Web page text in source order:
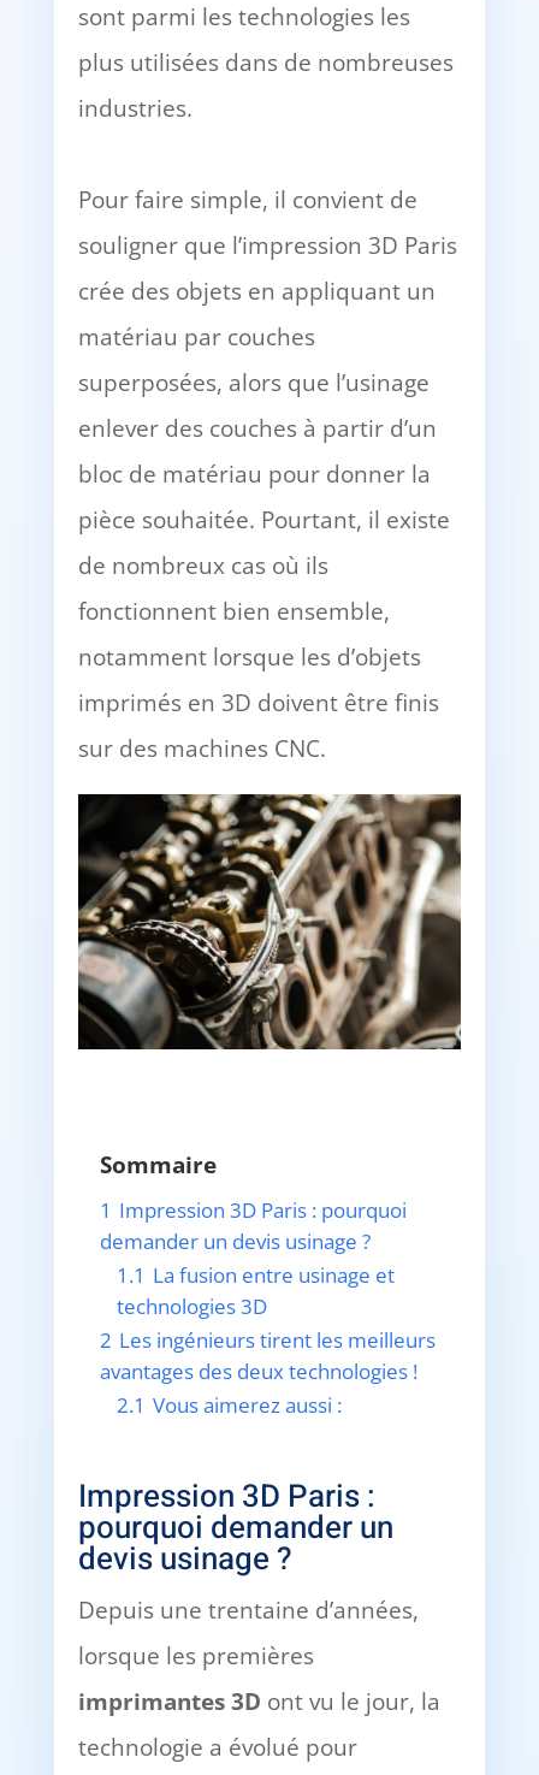
sont parmi les technologies les
plus utilisées dans de nombreuses
industries.
Pour faire simple, il convient de
souligner que l’impression 3D Paris
crée des objets en appliquant un
matériau par couches
superposées, alors que l’usinage
enlever des couches à partir d’un
bloc de matériau pour donner la
pièce souhaitée. Pourtant, il existe
de nombreux cas où ils
fonctionnent bien ensemble,
notamment lorsque les d’objets
imprimés en 3D doivent être finis
sur des machines CNC.
Sommaire
1 Impression 3D Paris : pourquoi
demander un devis usinage ?
1.1 La fusion entre usinage et
technologies 3D
2 Les ingénieurs tirent les meilleurs
avantages des deux technologies !
2.1 Vous aimerez aussi :
Impression 3D Paris :
pourquoi demander un
devis usinage ?
Depuis une trentaine d’années,
lorsque les premières
imprimantes 3D ont vu le jour, la
technologie a évolué pour